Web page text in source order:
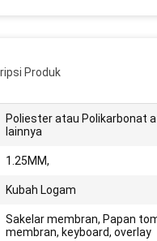
Produk
Poliester atau Polikarbonat
lainnya
1.25MM,
Kubah Logam
Sakelar membran, Papan
membran, keyboard, overlay